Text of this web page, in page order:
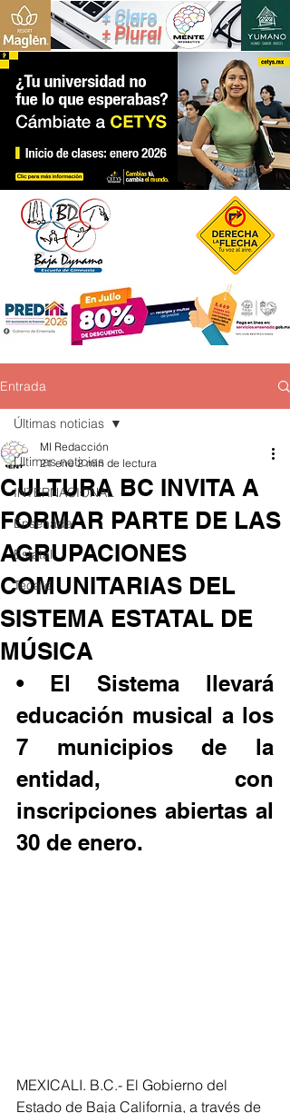
+ Claro
+ Plural
Entrada
Últimas noticias
INTERNACIONAL
Ensenada
Estatal
Tecate
Últimas noticias
CULTURA BC INVITA A
FORMAR PARTE DE LAS
AGRUPACIONES
COMUNITARIAS DEL
SISTEMA ESTATAL DE
MÚSICA
MI Redacción
21 ene 2 min de lectura
• El Sistema llevará
educación musical a los
7 municipios de la
entidad, con
inscripciones abiertas al
30 de enero.
MEXICALI. B.C.- El Gobierno del
Estado de Baja California, a través de